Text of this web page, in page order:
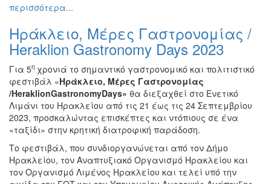
περισσότερα...
Ηράκλειο, Μέρες Γαστρονομίας /
Heraklion Gastronomy Days 2023
Για 5η χρονιά το σημαντικό γαστρονομικό και πολιτιστικό
φεστιβάλ «Ηράκλειο, Μέρες Γαστρονομίας
/HeraklionGastronomyDays» θα διεξαχθεί στο Ενετικό
Λιμάνι του Ηρακλείου από τις 21 έως τις 24 Σεπτεμβρίου
2023, προσκαλώντας επισκέπτες και ντόπιους σε ένα
«ταξίδι» στην κρητική διατροφική παράδοση.
Το φεστιβάλ, που συνδιοργανώνεται από τον Δήμο
Ηρακλείου, τον Αναπτυξιακό Οργανισμό Ηρακλείου και
τον Οργανισμό Λιμένος Ηρακλείου και τελεί υπό την